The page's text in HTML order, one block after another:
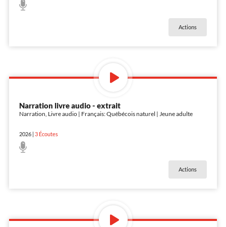
Actions
Narration livre audio - extrait
Narration, Livre audio | Français: Québécois naturel | Jeune adulte
2026| 3Écoutes
Actions